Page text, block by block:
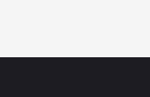
que rompió un